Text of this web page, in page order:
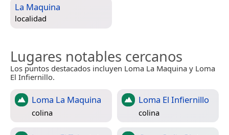
La Maquina
localidad
Lugares notables cercanos
Los puntos destacados incluyen Loma La Maquina y Loma
El Infiernillo.
Loma La Maquina
colina
Loma El Infiernillo
colina